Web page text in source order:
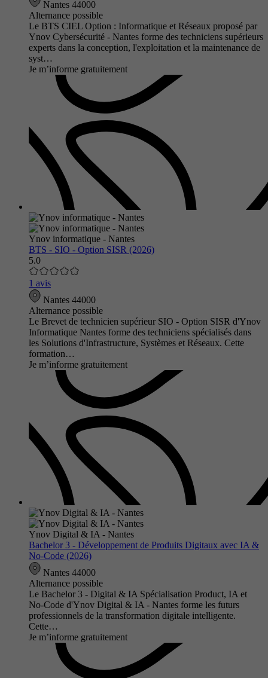
Nantes 44000
Alternance possible
Le BTS CIEL Option : Informatique et Réseaux proposé par
Ynov Cybersécurité - Nantes forme des techniciens supérieurs
experts dans la conception, l'exploitation et la maintenance de
syst…
Je m’informe gratuitement
Ynov informatique - Nantes
BTS - SIO - Option SISR (2026)
5.0
1 avis
Nantes 44000
Alternance possible
Le Brevet de technicien supérieur SIO - Option SISR d'Ynov
Informatique Nantes forme des techniciens spécialisés dans
les Solutions d'Infrastructure, Systèmes et Réseaux. Cette
formation…
Je m’informe gratuitement
Ynov Digital & IA - Nantes
Bachelor 3 - Développement de Produits Digitaux avec IA &
No-Code (2026)
Nantes 44000
Alternance possible
Le Bachelor 3 - Digital & IA Spécialisation Product, IA et
No-Code d'Ynov Digital & IA - Nantes forme les futurs
professionnels de la transformation digitale intelligente.
Cette…
Je m’informe gratuitement